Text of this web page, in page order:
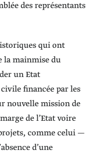
des représentants
qui ont
la mainmise du
un Etat
financée par les
nouvelle mission de
de l’Etat voire
comme celui —
d’une